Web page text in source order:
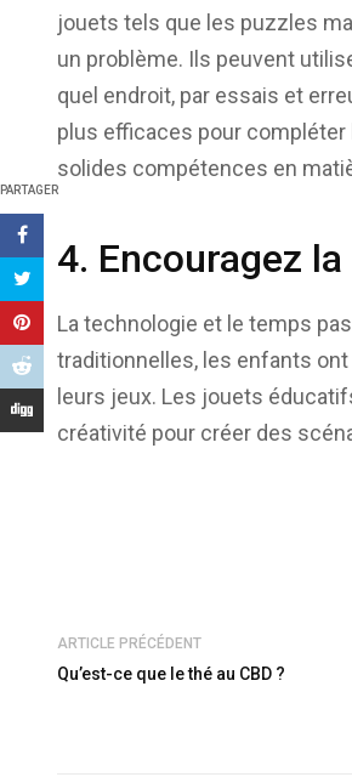
PARTAGER
jouets tels que les puzzles
un problème. Ils peuvent
quel endroit, par essais et
plus efficaces pour compléter
solides compétences en
4. Encouragez
La technologie et le temps
traditionnelles, les enfants
leurs jeux. Les jouets
créativité pour créer des
ARTICLE PRÉCÉDENT
Qu’est-ce que le thé au CBD ?